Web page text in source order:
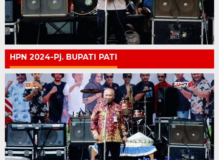
HPN 2024-Pj. BUPATI PATI